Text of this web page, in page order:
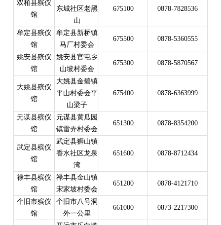
双柏县殡仪
馆
东城社区老黑
山
675100 0878-7828536
牟定县殡仪
馆
牟定县新桥镇
马厂村委会
675500 0878-5360555
姚安县殡仪
馆
姚安县官屯乡
山坡村委会
675300 0878-5870567
大姚县殡仪
馆
大姚县金碧镇
平山村委会平
山梁子
675400 0878-6363999
元谋县殡仪
馆
元谋县黄瓜园
镇雷弄村委会
651300 0878-8354200
武定县殡仪
馆
武定县狮山镇
香水社区龙泉
湾
651600 0878-8712434
禄丰县殡仪
馆
禄丰县金山镇
宋家坡村委会
651200 0878-4121710
个旧市殡仪
馆
个旧市八号洞
外一公里
661000 0873-2217300